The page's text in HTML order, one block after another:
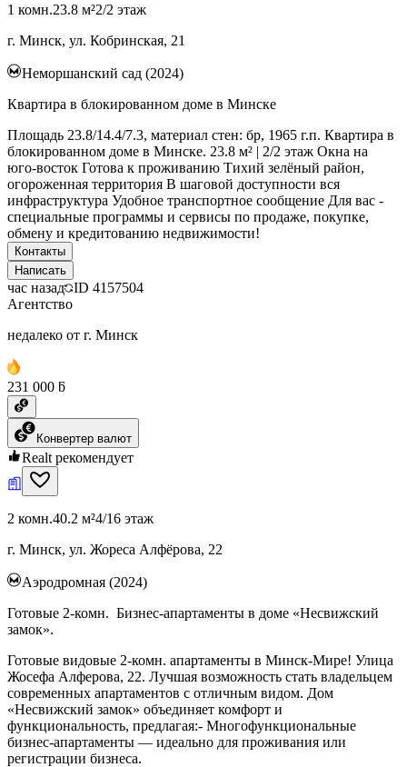
1 комн.23.8 м²2/2 этаж
г. Минск, ул. Кобринская, 21
Неморшанский сад (2024)
Квартира в блокированном доме в Минске
Площадь 23.8/14.4/7.3, материал стен: бр, 1965 г.п. Квартира в
блокированном доме в Минске. 23.8 м² | 2/2 этаж Окна на
юго-восток Готова к проживанию Тихий зелёный район,
огороженная территория В шаговой доступности вся
инфраструктура Удобное транспортное сообщение Для вас -
специальные программы и сервисы по продаже, покупке,
обмену и кредитованию недвижимости!
Контакты
Написать
час назад ID 4157504
Агентство
недалеко от г. Минск
231 000 ƃ
Конвертер валют
Realt рекомендует
2 комн.40.2 м²4/16 этаж
г. Минск, ул. Жореса Алфёрова, 22
Аэродромная (2024)
Готовые 2-комн. Бизнес-апартаменты в доме «Несвижский
замок».
Готовые видовые 2-комн. апартаменты в Минск-Мире! Улица
Жосефа Алферова, 22. Лучшая возможность стать владельцем
современных апартаментов с отличным видом. Дом
«Несвижский замок» объединяет комфорт и
функциональность, предлагая:- Многофункциональные
бизнес-апартаменты — идеально для проживания или
регистрации бизнеса.